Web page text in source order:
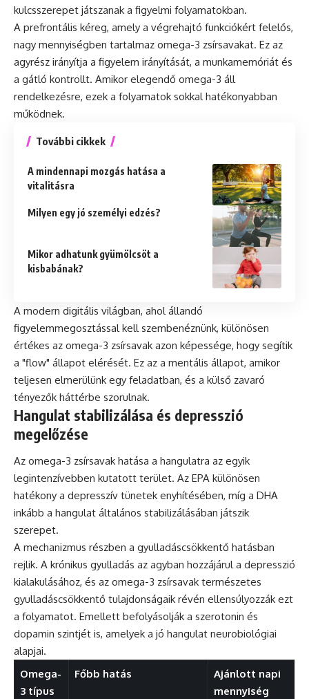
kulcsszerepet játszanak a figyelmi folyamatokban.
A prefrontális kéreg, amely a végrehajtó funkciókért felelős,
nagy mennyiségben tartalmaz omega-3 zsírsavakat. Ez az
agyrész irányítja a figyelem irányítását, a munkamemóriát és
a gátló kontrollt. Amikor elegendő omega-3 áll
rendelkezésre, ezek a folyamatok sokkal hatékonyabban
működnek.
További cikkek
A mindennapi mozgás hatása a
vitalitásra
Milyen egy jó személyi edzés?
Mikor adhatunk gyümölcsöt a
kisbabának?
A modern digitális világban, ahol állandó
figyelemmegosztással kell szembenéznünk, különösen
értékes az omega-3 zsírsavak azon képessége, hogy segítik
a "flow" állapot elérését. Ez az a mentális állapot, amikor
teljesen elmerülünk egy feladatban, és a külső zavaró
tényezők háttérbe szorulnak.
Hangulat stabilizálása és depresszió
megelőzése
Az omega-3 zsírsavak hatása a hangulatra az egyik
legintenzívebben kutatott terület. Az EPA különösen
hatékony a depresszív tünetek enyhítésében, míg a DHA
inkább a hangulat általános stabilizálásában játszik
szerepet.
A mechanizmus részben a gyulladáscsökkentő hatásban
rejlik. A krónikus gyulladás az agyban hozzájárul a depresszió
kialakulásához, és az omega-3 zsírsavak természetes
gyulladáscsökkentő tulajdonságaik révén ellensúlyozzák ezt
a folyamatot. Emellett befolyásolják a szerotonin és
dopamin szintjét is, amelyek a jó hangulat neurobiológiai
alapjai.
Omega-
3 típus
Főbb hatás
Ajánlott napi
mennyiség